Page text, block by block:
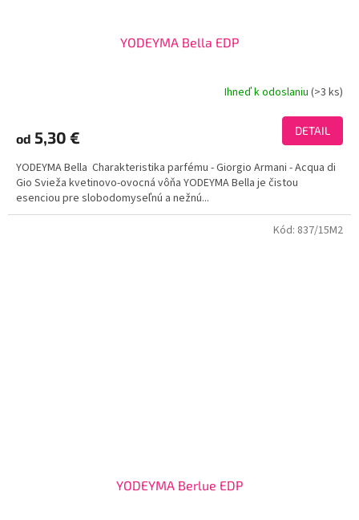
YODEYMA Bella EDP
je
z
5
hviezdičiek.
Ihneď k odoslaniu(>3 ks)
od 5,30 € DETAIL
YODEYMA Bella Charakteristika parfému - Giorgio Armani - Acqua di
Gio Svieža kvetinovo-ovocná vôňa YODEYMA Bella je čistou
esenciou pre slobodomyseľnú a nežnú...
YODEYMA Berlue EDP
Kód: 837/15M2